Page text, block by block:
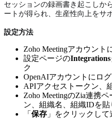
セッションの録画書き起こしか
ートが得られ、生産性向上をサ
設定方法
Zoho Meetingアカウント
設定ページのIntegrations
ク
OpenAIアカウントにロ
APIアクセストークン、
Zoho MeetingのZia連携
ン、組織名、組織IDを貼
「 保存 」をクリックし